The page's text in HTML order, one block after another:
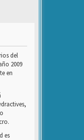
del
2009
en
es